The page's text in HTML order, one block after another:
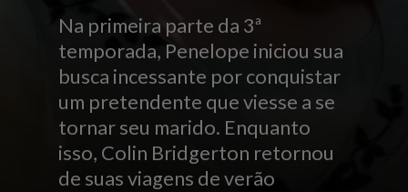
Na primeira parte da 3ª
temporada, Penelope iniciou sua
busca incessante por conquistar
um pretendente que viesse a se
tornar seu marido. Enquanto
isso, Colin Bridgerton retornou
de suas viagens de verão